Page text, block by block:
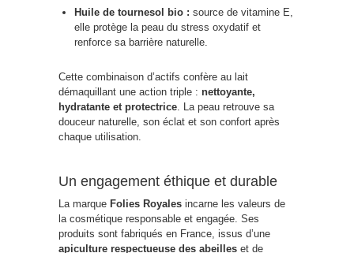
Huile de tournesol bio : source de vitamine E,
elle protège la peau du stress oxydatif et
renforce sa barrière naturelle.
Cette combinaison d’actifs confère au lait
démaquillant une action triple : nettoyante,
hydratante et protectrice . La peau retrouve sa
douceur naturelle, son éclat et son confort après
chaque utilisation.
Un engagement éthique et durable
La marque Folies Royales incarne les valeurs de
la cosmétique responsable et engagée. Ses
produits sont fabriqués en France, issus d’une
apiculture respectueuse des abeilles et de